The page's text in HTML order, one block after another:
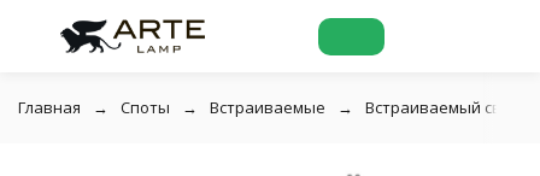
Главная Споты Встраиваемые Встраиваемый